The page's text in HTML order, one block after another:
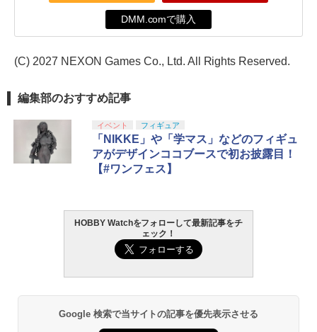
DMM.comで購入
(C) 2027 NEXON Games Co., Ltd. All Rights Reserved.
編集部のおすすめ記事
イベント フィギュア
「NIKKE」や「学マス」などのフィギュ
アがデザインココブースで初お披露目！
【#ワンフェス】
HOBBY Watchをフォローして最新記事をチ
ェック！
Google 検索で当サイトの記事を優先表示させる